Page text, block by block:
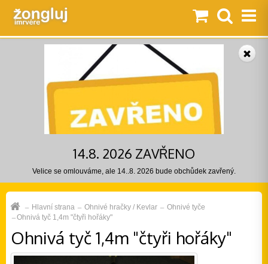
14.8. 2026 ZAVŘENO
Velice se omlouváme, ale 14..8. 2026 bude obchůdek zavřený.
Hlavní strana Ohnivé hračky / Kevlar
Ohnivé tyče
Ohnivá tyč 1,4m "čtyři hořáky"
Ohnivá tyč 1,4m "čtyři hořáky"